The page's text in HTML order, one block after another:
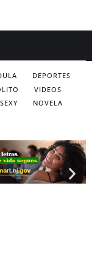
DEPORTES
VIDEOS
NOVELA